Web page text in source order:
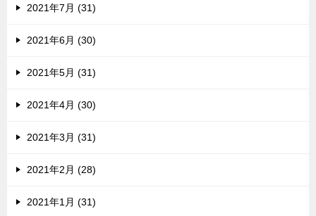
2021年7月 (31)
2021年6月 (30)
2021年5月 (31)
2021年4月 (30)
2021年3月 (31)
2021年2月 (28)
2021年1月 (31)